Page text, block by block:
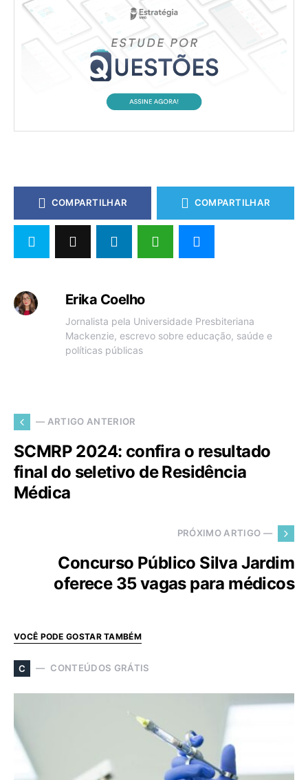
COMPARTILHAR COMPARTILHAR
Erika Coelho
Jornalista pela Universidade Presbiteriana
Mackenzie, escrevo sobre educação, saúde e
políticas públicas
— ARTIGO ANTERIOR
SCMRP 2024: confira o resultado
final do seletivo de Residência
Médica
PRÓXIMO ARTIGO —
Concurso Público Silva Jardim
oferece 35 vagas para médicos
VOCÊ PODE GOSTAR TAMBÉM
C CONTEÚDOS GRÁTIS